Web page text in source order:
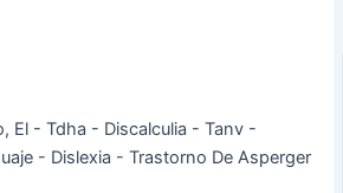
El - Tdha - Discalculia - Tanv -
- Dislexia - Trastorno De Asperger